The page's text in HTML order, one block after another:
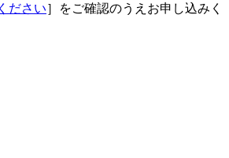
ださい］をご確認のうえお申し込みく